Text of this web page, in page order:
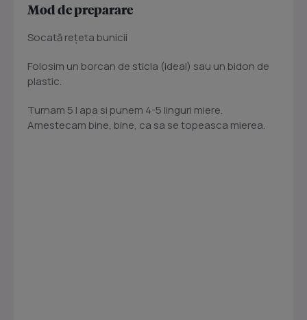
Mod de preparare
Socată reţeta bunicii
Folosim un borcan de sticla (ideal) sau un bidon de
plastic.
Turnam 5 l apa si punem 4-5 linguri miere.
Amestecam bine, bine, ca sa se topeasca mierea.